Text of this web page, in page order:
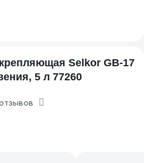
Selkor GB-17
5 л 77260